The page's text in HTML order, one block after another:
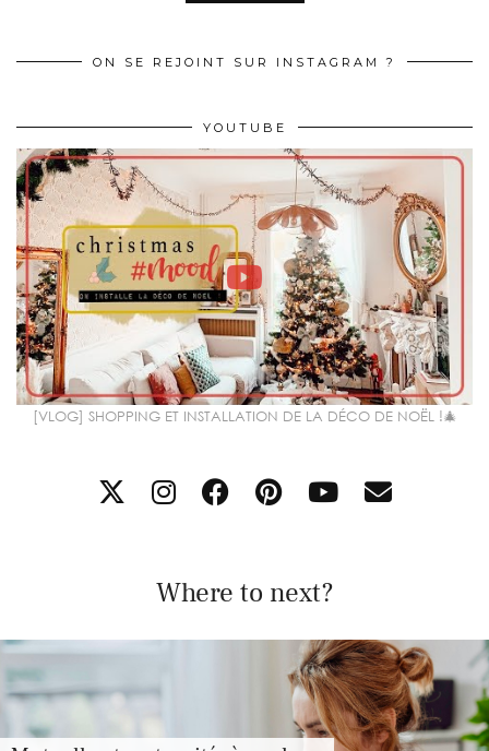
ON SE REJOINT SUR INSTAGRAM ?
YOUTUBE
[VLOG] SHOPPING ET INSTALLATION DE LA DÉCO DE NOËL !🎄
Where to next?